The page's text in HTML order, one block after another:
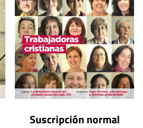
Suscripción normal